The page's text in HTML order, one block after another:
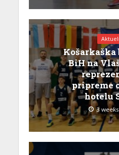
Košarkaška
BiH na
pripreme
hotelu
3